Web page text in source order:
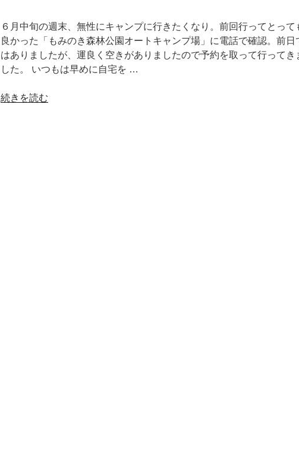
６月中旬の週末、無性にキャンプに行きたくなり。前回行ってとって
良かった「もみのき森林公園オートキャンプ場」に電話で確認。前日
はありましたが、運良く空きがありましたので予約を取って行ってき
した。 いつもは早めに自宅を …
“キ
続きを読む